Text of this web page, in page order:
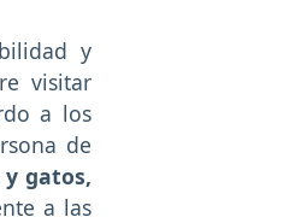
y
visitar
a los
de
gatos,
a las